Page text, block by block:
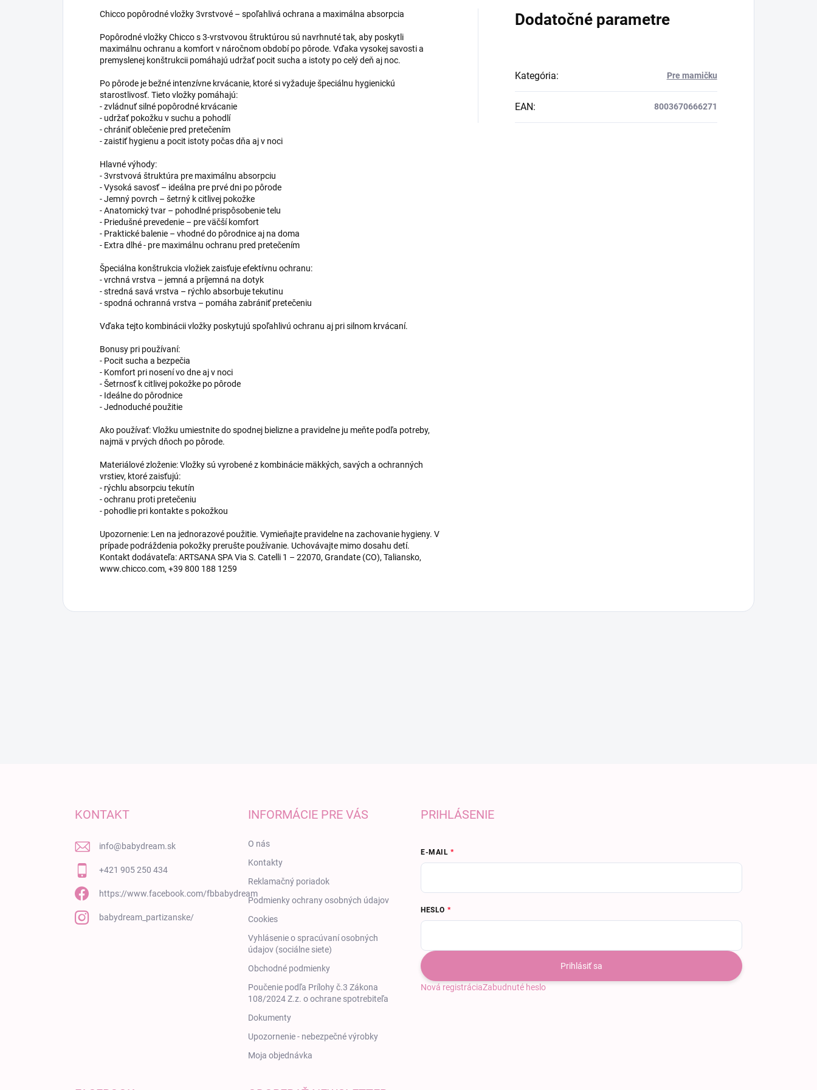
Chicco popôrodné vložky 3vrstvové – spoľahlivá ochrana a maximálna absorpcia
Popôrodné vložky Chicco s 3-vrstvovou štruktúrou sú navrhnuté tak, aby poskytli
maximálnu ochranu a komfort v náročnom období po pôrode. Vďaka vysokej savosti a
premyslenej konštrukcii pomáhajú udržať pocit sucha a istoty po celý deň aj noc.
Po pôrode je bežné intenzívne krvácanie, ktoré si vyžaduje špeciálnu hygienickú
starostlivosť. Tieto vložky pomáhajú:
- zvládnuť silné popôrodné krvácanie
- udržať pokožku v suchu a pohodlí
- chrániť oblečenie pred pretečením
- zaistiť hygienu a pocit istoty počas dňa aj v noci
Hlavné výhody:
- 3vrstvová štruktúra pre maximálnu absorpciu
- Vysoká savosť – ideálna pre prvé dni po pôrode
- Jemný povrch – šetrný k citlivej pokožke
- Anatomický tvar – pohodlné prispôsobenie telu
- Priedušné prevedenie – pre väčší komfort
- Praktické balenie – vhodné do pôrodnice aj na doma
- Extra dlhé - pre maximálnu ochranu pred pretečením
Špeciálna konštrukcia vložiek zaisťuje efektívnu ochranu:
- vrchná vrstva – jemná a príjemná na dotyk
- stredná savá vrstva – rýchlo absorbuje tekutinu
- spodná ochranná vrstva – pomáha zabrániť pretečeniu
Vďaka tejto kombinácii vložky poskytujú spoľahlivú ochranu aj pri silnom krvácaní.
Bonusy pri používaní:
- Pocit sucha a bezpečia
- Komfort pri nosení vo dne aj v noci
- Šetrnosť k citlivej pokožke po pôrode
- Ideálne do pôrodnice
- Jednoduché použitie
Ako používať: Vložku umiestnite do spodnej bielizne a pravidelne ju meňte podľa potreby,
najmä v prvých dňoch po pôrode.
Materiálové zloženie: Vložky sú vyrobené z kombinácie mäkkých, savých a ochranných
vrstiev, ktoré zaisťujú:
- rýchlu absorpciu tekutín
- ochranu proti pretečeniu
- pohodlie pri kontakte s pokožkou
Upozornenie: Len na jednorazové použitie. Vymieňajte pravidelne na zachovanie hygieny. V
prípade podráždenia pokožky prerušte používanie. Uchovávajte mimo dosahu detí.
Kontakt dodávateľa: ARTSANA SPA Via S. Catelli 1 – 22070, Grandate (CO), Taliansko,
www.chicco.com, +39 800 188 1259
Dodatočné parametre
Kategória: Pre mamičku
EAN: 8003670666271
KONTAKT
info@babydream.sk
+421 905 250 434
https://www.facebook.com/fbbabydream
babydream_partizanske/
INFORMÁCIE PRE VÁS
O nás
Kontakty
Reklamačný poriadok
Podmienky ochrany osobných údajov
Cookies
Vyhlásenie o spracúvaní osobných
údajov (sociálne siete)
Obchodné podmienky
Poučenie podľa Prílohy č.3 Zákona
108/2024 Z.z. o ochrane spotrebiteľa
Dokumenty
Upozornenie - nebezpečné výrobky
Moja objednávka
PRIHLÁSENIE
E-MAIL
HESLO
Prihlásiť sa
Nová registráciaZabudnuté heslo